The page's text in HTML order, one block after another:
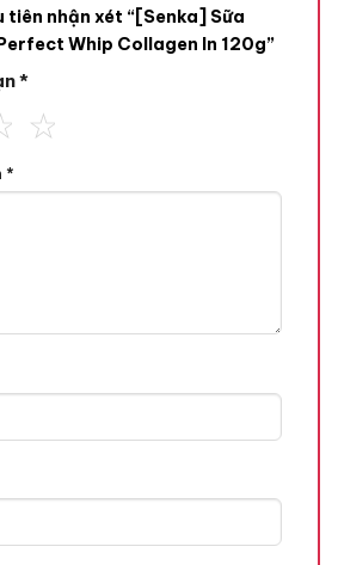
tiên nhận xét “[Senka] Sữa
Whip Collagen In 120g”
*
*